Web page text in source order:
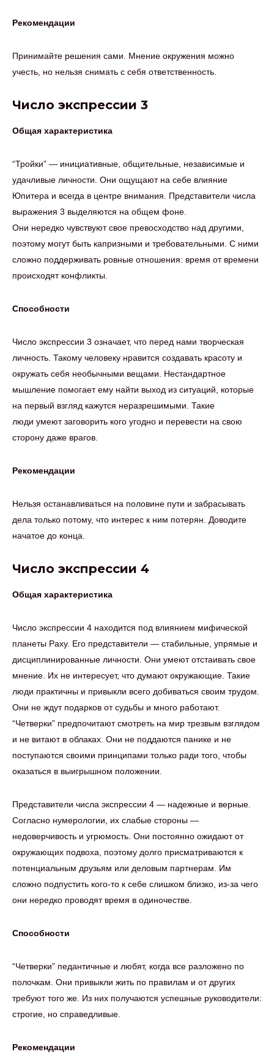
Рекомендации
Принимайте решения сами. Мнение окружения можно
учесть, но нельзя снимать с себя ответственность.
Число экспрессии 3
Общая характеристика
“Тройки” — инициативные, общительные, независимые и
удачливые личности. Они ощущают на себе влияние
Юпитера и всегда в центре внимания. Представители числа
выражения 3 выделяются на общем фоне.
Они нередко чувствуют свое превосходство над другими,
поэтому могут быть капризными и требовательными. С ними
сложно поддерживать ровные отношения: время от времени
происходят конфликты.
Способности
Число экспрессии 3 означает, что перед нами творческая
личность. Такому человеку нравится создавать красоту и
окружать себя необычными вещами. Нестандартное
мышление помогает ему найти выход из ситуаций, которые
на первый взгляд кажутся неразрешимыми. Такие
люди умеют заговорить кого угодно и перевести на свою
сторону даже врагов.
Рекомендации
Нельзя останавливаться на половине пути и забрасывать
дела только потому, что интерес к ним потерян. Доводите
начатое до конца.
Число экспрессии 4
Общая характеристика
Число экспрессии 4 находится под влиянием мифической
планеты Раху. Его представители — стабильные, упрямые и
дисциплинированные личности. Они умеют отстаивать свое
мнение. Их не интересует, что думают окружающие. Такие
люди практичны и привыкли всего добиваться своим трудом.
Они не ждут подарков от судьбы и много работают.
“Четверки” предпочитают смотреть на мир трезвым взглядом
и не витают в облаках. Они не поддаются панике и не
поступаются своими принципами только ради того, чтобы
оказаться в выигрышном положении.
Представители числа экспрессии 4 — надежные и верные.
Согласно нумерологии, их слабые стороны —
недоверчивость и угрюмость. Они постоянно ожидают от
окружающих подвоха, поэтому долго присматриваются к
потенциальным друзьям или деловым партнерам. Им
сложно подпустить кого-то к себе слишком близко, из-за чего
они нередко проводят время в одиночестве.
Способности
“Четверки” педантичные и любят, когда все разложено по
полочкам. Они привыкли жить по правилам и от других
требуют того же. Из них получаются успешные руководители:
строгие, но справедливые.
Рекомендации